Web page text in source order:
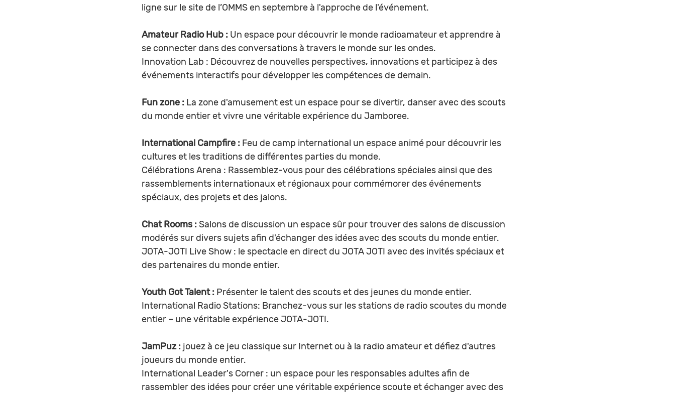
ligne sur le site de l’OMMS en septembre à l'approche de l'événement.
Amateur Radio Hub : Un espace pour découvrir le monde radioamateur et apprendre à
se connecter dans des conversations à travers le monde sur les ondes.
Innovation Lab : Découvrez de nouvelles perspectives, innovations et participez à des
événements interactifs pour développer les compétences de demain.
Fun zone : La zone d'amusement est un espace pour se divertir, danser avec des scouts
du monde entier et vivre une véritable expérience du Jamboree.
International Campfire : Feu de camp international un espace animé pour découvrir les
cultures et les traditions de différentes parties du monde.
Célébrations Arena : Rassemblez-vous pour des célébrations spéciales ainsi que des
rassemblements internationaux et régionaux pour commémorer des événements
spéciaux, des projets et des jalons.
Chat Rooms : Salons de discussion un espace sûr pour trouver des salons de discussion
modérés sur divers sujets afin d'échanger des idées avec des scouts du monde entier.
JOTA-JOTI Live Show : le spectacle en direct du JOTA JOTI avec des invités spéciaux et
des partenaires du monde entier.
Youth Got Talent : Présenter le talent des scouts et des jeunes du monde entier.
International Radio Stations: Branchez-vous sur les stations de radio scoutes du monde
entier – une véritable expérience JOTA-JOTI.
JamPuz : jouez à ce jeu classique sur Internet ou à la radio amateur et défiez d'autres
joueurs du monde entier.
International Leader's Corner : un espace pour les responsables adultes afin de
rassembler des idées pour créer une véritable expérience scoute et échanger avec des